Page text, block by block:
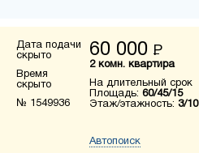
Дата подачи
скрыто
Время
скрыто
№ 1549936
60 000 Р
2 комн. квартира
На длительный срок
Площадь: 60/45/15
Этаж/этажность: 3/10
Автопоиск